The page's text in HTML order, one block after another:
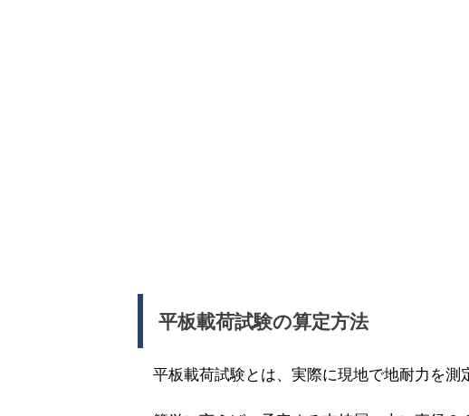
平板載荷試験の算定方法
平板載荷試験とは、実際に現地で地耐力を測